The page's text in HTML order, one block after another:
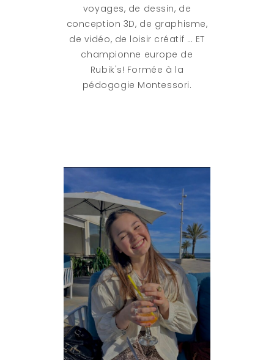
voyages, de dessin, de
conception 3D, de graphisme,
de vidéo, de loisir créatif … ET
championne europe de
Rubik's! Formée à la
pédogogie Montessori.